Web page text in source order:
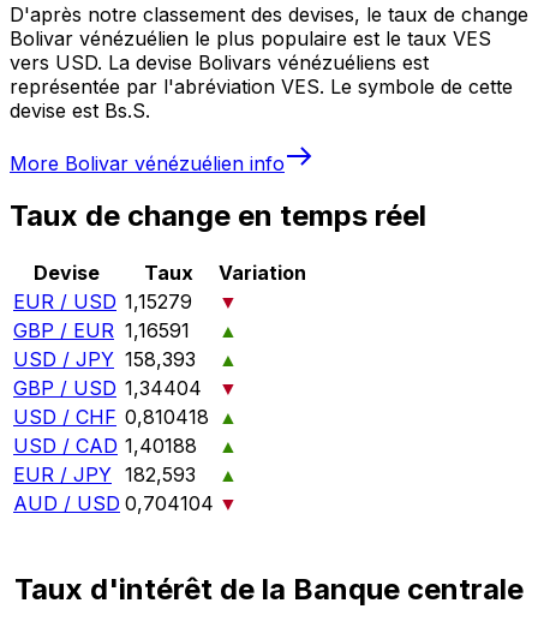
D'après notre classement des devises, le taux de change
Bolivar vénézuélien le plus populaire est le taux VES
vers USD. La devise Bolivars vénézuéliens est
représentée par l'abréviation VES. Le symbole de cette
devise est Bs.S.
More Bolivar vénézuélien info
Taux de change en temps réel
Devise Taux
Variation
EUR / USD 1,15279
▼
GBP / EUR 1,16591
▲
USD / JPY 158,393
▲
GBP / USD 1,34404
▼
USD / CHF 0,810418 ▲
USD / CAD 1,40188
▲
EUR / JPY 182,593
▲
AUD / USD 0,704104 ▼
Taux d'intérêt de la Banque centrale